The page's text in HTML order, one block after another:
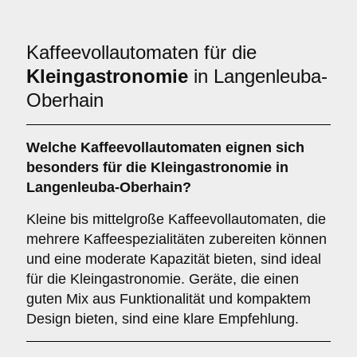
Kaffeevollautomaten für die
Kleingastronomie in Langenleuba-
Oberhain
Welche Kaffeevollautomaten eignen sich
besonders für die Kleingastronomie in
Langenleuba-Oberhain?
Kleine bis mittelgroße Kaffeevollautomaten, die
mehrere Kaffeespezialitäten zubereiten können
und eine moderate Kapazität bieten, sind ideal
für die Kleingastronomie. Geräte, die einen
guten Mix aus Funktionalität und kompaktem
Design bieten, sind eine klare Empfehlung.